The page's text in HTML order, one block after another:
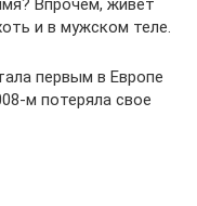
Впрочем, живет
и в мужском теле.
первым в Европе
м потеряла свое